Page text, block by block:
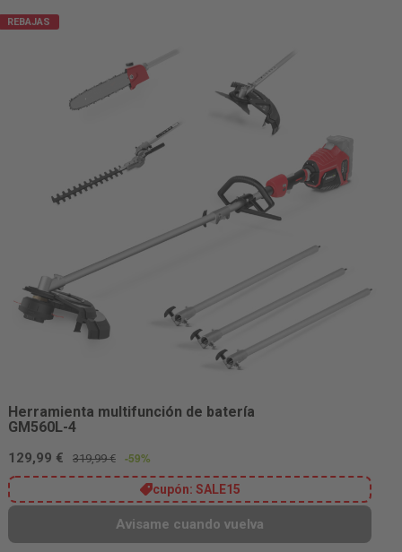
REBAJAS
Herramienta multifunción de batería
GM560L-4
129,99 € 319,99 € -59%
cupón: SALE15
Avisame cuando vuelva